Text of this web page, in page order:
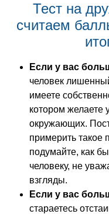
Тест на
считаем
Если у вас
человек
имеете
котором желаете
окружающих.
примерить такое
подумайте, как
человеку, не
взгляды.
Если у вас
стараетесь